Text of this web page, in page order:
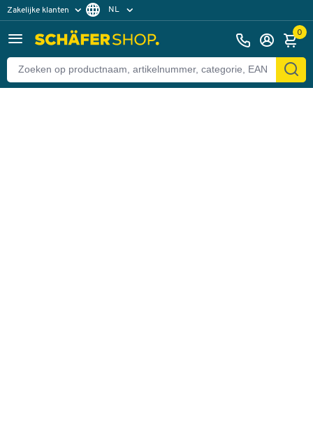
Zakelijke klanten
Particuliere klanten
NL
0
Terug